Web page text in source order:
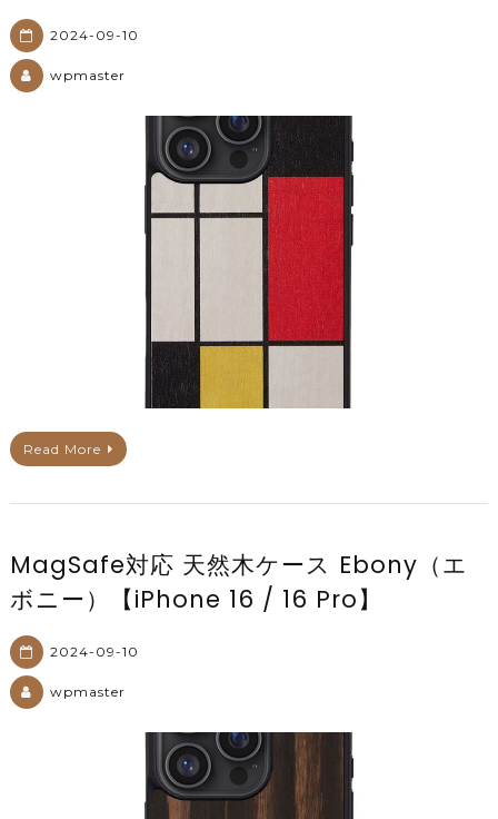
2024-09-10
wpmaster
Read More
MagSafe対応 天然木ケース Ebony（エ
ボニー）【iPhone 16 / 16 Pro】
2024-09-10
wpmaster